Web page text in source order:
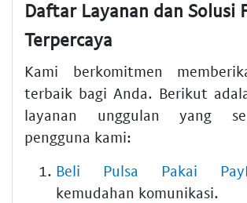
Daftar Layanan dan Solusi
Terpercaya
Kami berkomitmen
terbaik bagi Anda. Berikut
layanan unggulan yang
pengguna kami:
Beli Pulsa Pakai
kemudahan komunikasi.